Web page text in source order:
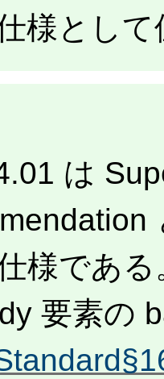
様とし
は
様であ
要素の